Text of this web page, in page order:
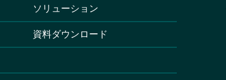
ソリューション
資料ダウンロード